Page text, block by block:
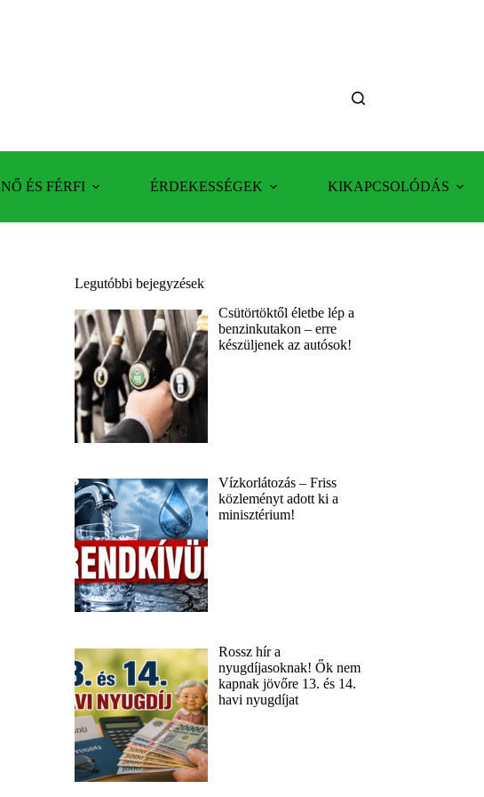
NŐ ÉS FÉRFI ÉRDEKESSÉGEK KIKAPCSOLÓDÁS
Legutóbbi bejegyzések
Csütörtöktől életbe lép a
benzinkutakon – erre
készüljenek az autósok!
Vízkorlátozás – Friss
közleményt adott ki a
minisztérium!
Rossz hír a
nyugdíjasoknak! Ők nem
kapnak jövőre 13. és 14.
havi nyugdíjat